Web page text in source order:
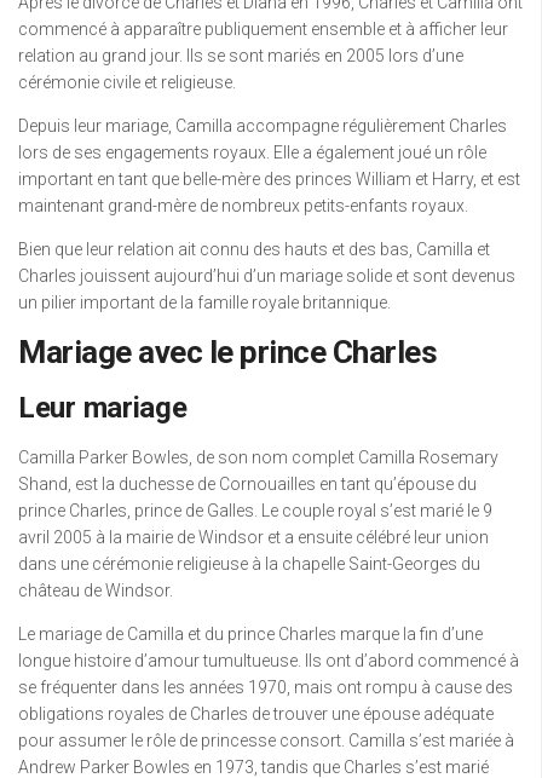
commencé à apparaître publiquement ensemble et à afficher leur
relation au grand jour. Ils se sont mariés en 2005 lors d’une
cérémonie civile et religieuse.
Depuis leur mariage, Camilla accompagne régulièrement Charles
lors de ses engagements royaux. Elle a également joué un rôle
important en tant que belle-mère des princes William et Harry, et est
maintenant grand-mère de nombreux petits-enfants royaux.
Bien que leur relation ait connu des hauts et des bas, Camilla et
Charles jouissent aujourd’hui d’un mariage solide et sont devenus
un pilier important de la famille royale britannique.
Mariage avec le prince Charles
Leur mariage
Camilla Parker Bowles, de son nom complet Camilla Rosemary
Shand, est la duchesse de Cornouailles en tant qu’épouse du
prince Charles, prince de Galles. Le couple royal s’est marié le 9
avril 2005 à la mairie de Windsor et a ensuite célébré leur union
dans une cérémonie religieuse à la chapelle Saint-Georges du
château de Windsor.
Le mariage de Camilla et du prince Charles marque la fin d’une
longue histoire d’amour tumultueuse. Ils ont d’abord commencé à
se fréquenter dans les années 1970, mais ont rompu à cause des
obligations royales de Charles de trouver une épouse adéquate
pour assumer le rôle de princesse consort. Camilla s’est mariée à
Andrew Parker Bowles en 1973, tandis que Charles s’est marié